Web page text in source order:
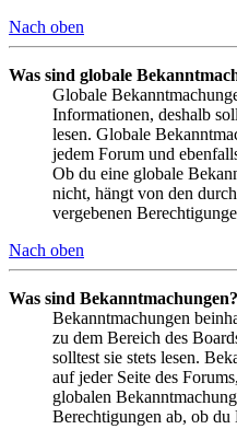
Nach oben
Was sind globale
Globale
Informationen, deshalb
lesen. Globale
jedem Forum und
Ob du eine globale
nicht, hängt von den
vergebenen
Nach oben
Was sind Bekanntmachungen?
Bekanntmachungen
zu dem Bereich des
solltest sie stets lesen.
auf jeder Seite des
globalen
Berechtigungen ab, ob du